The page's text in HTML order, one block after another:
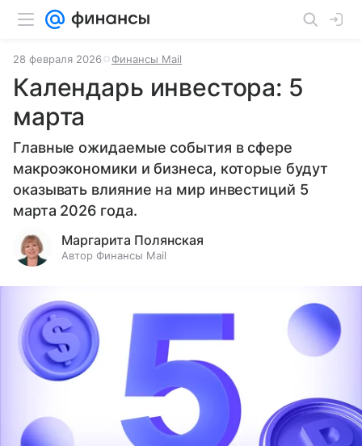
28 февраля 2026 Финансы Mail
Календарь инвестора: 5
марта
Главные ожидаемые события в сфере
макроэкономики и бизнеса, которые будут
оказывать влияние на мир инвестиций 5
марта 2026 года.
Маргарита Полянская
Автор Финансы Mail